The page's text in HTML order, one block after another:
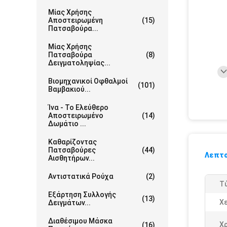
Μίας Χρήσης
Αποστειρωμένη
Πατσαβούρα...
(15)
Μίας Χρήσης
Πατσαβούρα
Δειγματοληψίας...
(8)
Βιομηχανικοί Οφθαλμοί
Βαμβακιού...
(101)
Ίνα - Το Ελεύθερο
Αποστειρωμένο
Δωμάτιο ...
(14)
Καθαρίζοντας
Πατσαβούρες
Αισθητήρων...
(44)
Αντιστατικά Ρούχα (2)
Εξάρτηση Συλλογής
Δειγμάτων...
(13)
Διαθέσιμου Μάσκα
(16)